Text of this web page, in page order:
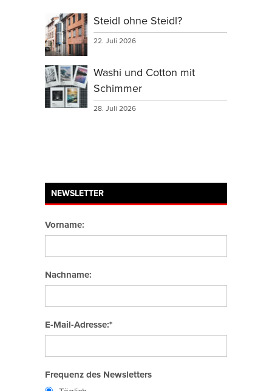
Steidl ohne Steidl?
22. Juli 2026
Washi und Cotton mit
Schimmer
28. Juli 2026
NEWSLETTER
Vorname:
Nachname:
E-Mail-Adresse:*
Frequenz des Newsletters